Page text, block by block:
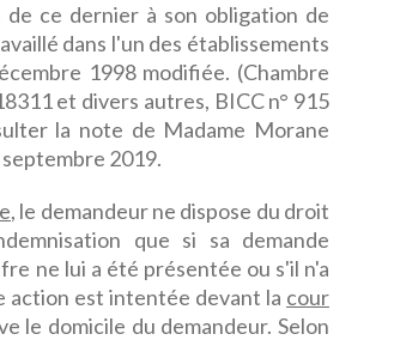
ce dernier à son obligation de
dans l'un des établissements
1998 modifiée. (Chambre
et divers autres, BICC n° 915
la note de Madame Morane
septembre 2019.
, le demandeur ne dispose du droit
que si sa demande
ne lui a été présentée ou s'il n'a
action est intentée devant la cour
le domicile du demandeur. Selon